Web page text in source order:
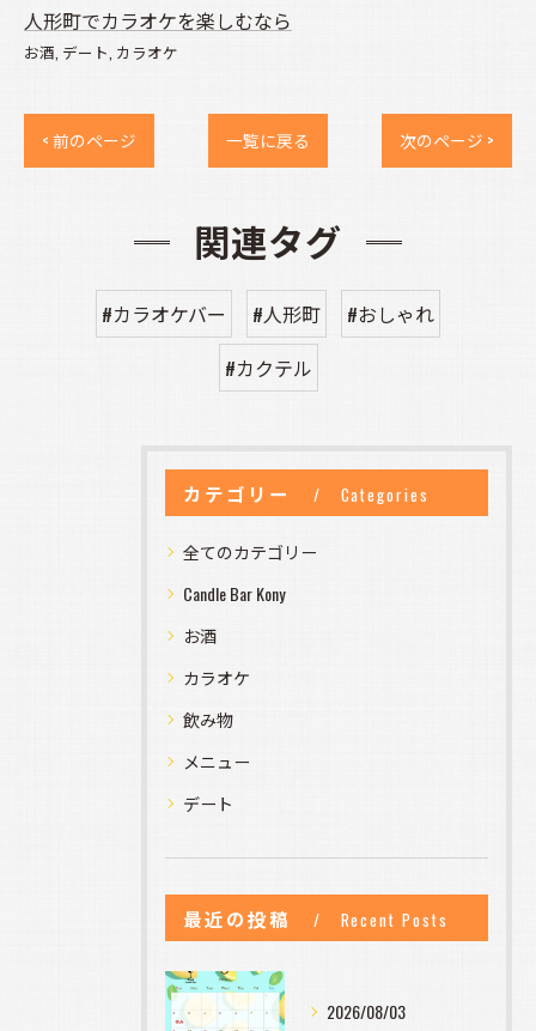
人形町でカラオケを楽しむなら
お酒 デート カラオケ
< 前のページ 一覧に戻る 次のページ >
関連タグ
#カラオケバー #人形町
#おしゃれ
#カクテル
カテゴリー Categories
全てのカテゴリー
Candle Bar Kony
お酒
カラオケ
飲み物
メニュー
デート
最近の投稿 Recent Posts
2026/08/03